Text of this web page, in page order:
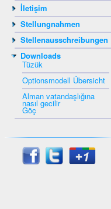
İletişim
Stellungnahmen
Stellenausschreibungen
Downloads
Tüzük
Optionsmodell Übersicht
Alman vatandaşlığına
nasıl gecilir
Göç